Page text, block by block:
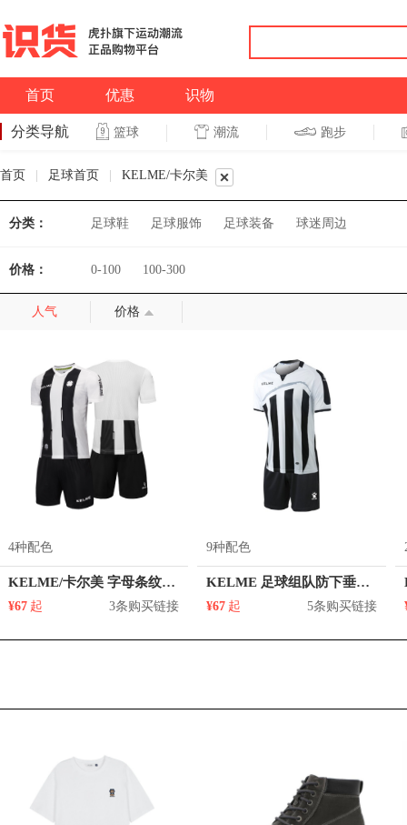
首页 优惠 识物
分类导航 篮球 潮流 跑步
首页 足球首页 KELME/卡尔美
分类： 足球鞋 足球服饰 足球装备 球迷周边
价格： 0-100 100-300
人气 价格
4种配色
KELME/卡尔美 字母条纹V领短袖足球服 3881018
¥67 起 3条购买链接
9种配色
KELME 足球组队防下垂防震速干条纹光板定制印字印号短袖短裤运动套装 男女同款 K15Z245
¥67 起 5条购买链接